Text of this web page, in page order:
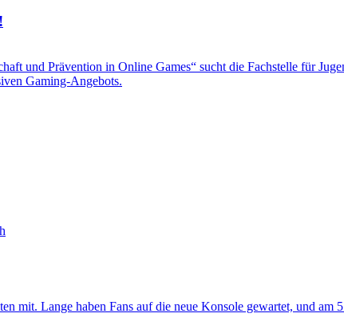
und Prävention in Online Games“ sucht die Fachstelle für
Gaming-Angebots.
mit. Lange haben Fans auf die neue Konsole gewartet, und am